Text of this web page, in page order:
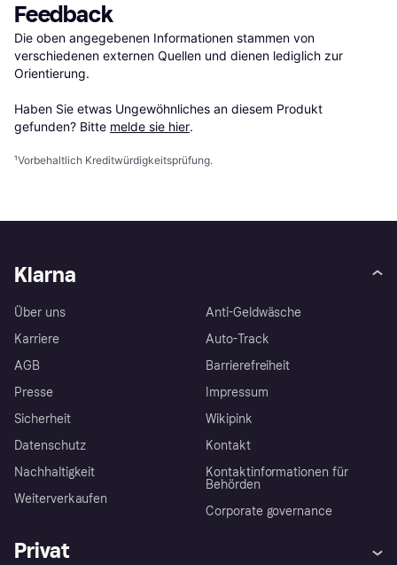
Feedback
Die oben angegebenen Informationen stammen von
verschiedenen externen Quellen und dienen lediglich zur
Orientierung.
Haben Sie etwas Ungewöhnliches an diesem Produkt
gefunden? Bitte melde sie hier.
¹Vorbehaltlich Kreditwürdigkeitsprüfung.
Klarna
Über uns
Karriere
AGB
Presse
Sicherheit
Datenschutz
Nachhaltigkeit
Weiterverkaufen
Anti-Geldwäsche
Auto-Track
Barrierefreiheit
Impressum
Wikipink
Kontakt
Kontaktinformationen für
Behörden
Corporate governance
Privat